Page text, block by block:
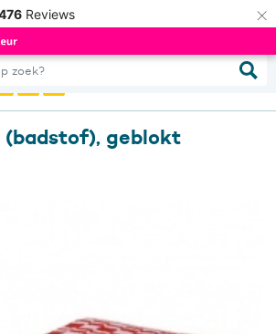
Reviews ×
0
(badstof), geblokt